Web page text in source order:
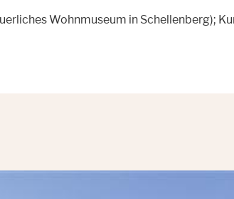
Wohnmuseum in Schellenberg);